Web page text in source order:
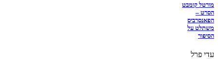
מורטל קומבט
הסרט –
הפאנסרביס
משתלט על
הסיפור
עדי פרל